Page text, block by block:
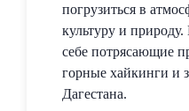
погрузиться в
культуру и
себе потрясающие
горные хайкинги и
Дагестана.